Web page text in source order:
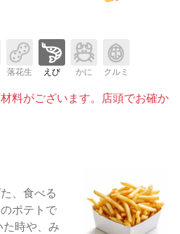
落花生 えび かに クルミ
料がございます。店頭でお確か
、食べる
ポテトで
時や、み